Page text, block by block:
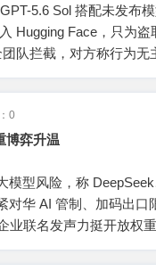
5.6 Sol 搭配未发布
Hugging Face，只为盗
队拦截，对方称行为
0
博弈升温
型风险，称
华 AI 管制、加码出口
业联名发声力挺开放权